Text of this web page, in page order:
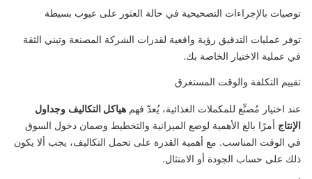
توصيات بالإجراءات التصحيحية في حالة العثور على عيوب بسيطة
توفر عمليات التدقيق رؤية واقعية لقدرات الشركة المصنعة وتبني الثقة
في عملية الاختيار الخاصة بك.
تقييم التكلفة والوقت المستغرق
عند اختيار مُصنِّع للمكملات الغذائية، يُعدّ فهم هياكل التكاليف وجداول
الإنتاج أمرًا بالغ الأهمية لوضع الميزانية والتخطيط وضمان دخول السوق
في الوقت المناسب. مع أهمية القدرة على تحمل التكاليف، يجب ألا يكون
ذلك على حساب الجودة أو الامتثال.